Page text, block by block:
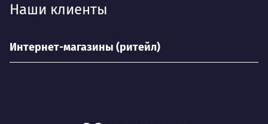
Наши клиенты
Интернет-магазины (ритейл)